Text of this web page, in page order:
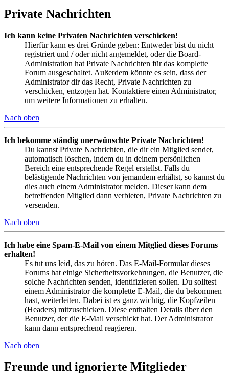
Private Nachrichten
Ich kann keine Privaten Nachrichten verschicken!
Hierfür kann es drei Gründe geben: Entweder bist du nicht
registriert und / oder nicht angemeldet, oder die Board-
Administration hat Private Nachrichten für das komplette
Forum ausgeschaltet. Außerdem könnte es sein, dass der
Administrator dir das Recht, Private Nachrichten zu
verschicken, entzogen hat. Kontaktiere einen Administrator,
um weitere Informationen zu erhalten.
Nach oben
Ich bekomme ständig unerwünschte Private Nachrichten!
Du kannst Private Nachrichten, die dir ein Mitglied sendet,
automatisch löschen, indem du in deinem persönlichen
Bereich eine entsprechende Regel erstellst. Falls du
belästigende Nachrichten von jemandem erhältst, so kannst du
dies auch einem Administrator melden. Dieser kann dem
betreffenden Mitglied dann verbieten, Private Nachrichten zu
versenden.
Nach oben
Ich habe eine Spam-E-Mail von einem Mitglied dieses Forums
erhalten!
Es tut uns leid, das zu hören. Das E-Mail-Formular dieses
Forums hat einige Sicherheitsvorkehrungen, die Benutzer, die
solche Nachrichten senden, identifizieren sollen. Du solltest
einem Administrator die komplette E-Mail, die du bekommen
hast, weiterleiten. Dabei ist es ganz wichtig, die Kopfzeilen
(Headers) mitzuschicken. Diese enthalten Details über den
Benutzer, der die E-Mail verschickt hat. Der Administrator
kann dann entsprechend reagieren.
Nach oben
Freunde und ignorierte Mitglieder